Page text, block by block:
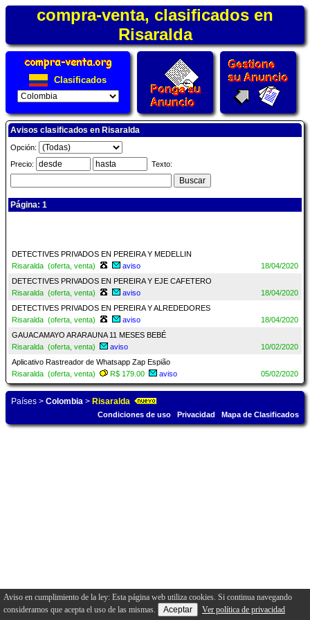
compra-venta, clasificados en
Risaralda
Clasificados
Avisos clasificados en Risaralda
Opción:
Precio:
Texto:
Página: 1
DETECTIVES PRIVADOS EN PEREIRA Y MEDELLIN
Risaralda (oferta, venta)
aviso
18/04/2020
DETECTIVES PRIVADOS EN PEREIRA Y EJE CAFETERO
Risaralda (oferta, venta)
aviso
18/04/2020
DETECTIVES PRIVADOS EN PEREIRA Y ALREDEDORES
Risaralda (oferta, venta)
aviso
18/04/2020
GAUACAMAYO ARARAUNA 11 MESES BEBÉ
Risaralda (oferta, venta)
aviso
10/02/2020
Aplicativo Rastreador de Whatsapp Zap Espião
Risaralda (oferta, venta)
R$ 179.00 aviso 05/02/2020
Países > Colombia > Risaralda
Condiciones de uso Privacidad Mapa de Clasificados
Aviso en cumplimiento de la ley: Esta página web utiliza cookies. Si continua navegando
consideramos que acepta el uso de las mismas.
Ver política de privacidad